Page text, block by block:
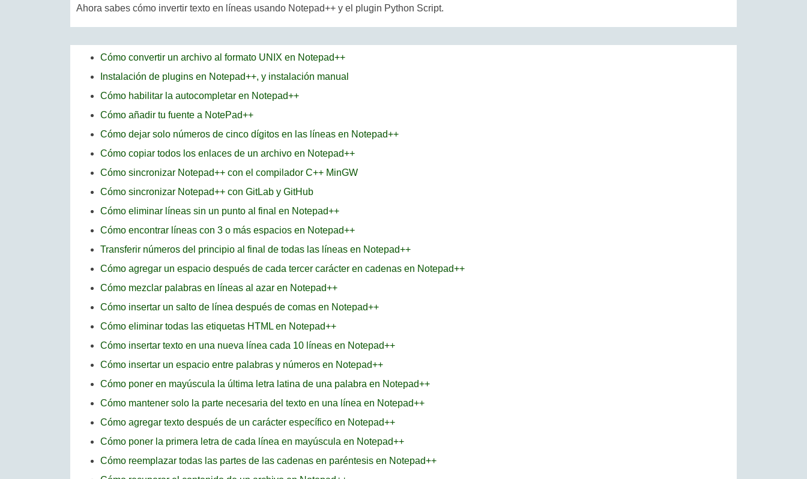
Ahora sabes cómo invertir texto en líneas usando Notepad++ y el plugin Python Script.
Cómo convertir un archivo al formato UNIX en Notepad++
Instalación de plugins en Notepad++, y instalación manual
Cómo habilitar la autocompletar en Notepad++
Cómo añadir tu fuente a NotePad++
Cómo dejar solo números de cinco dígitos en las líneas en Notepad++
Cómo copiar todos los enlaces de un archivo en Notepad++
Cómo sincronizar Notepad++ con el compilador C++ MinGW
Cómo sincronizar Notepad++ con GitLab y GitHub
Cómo eliminar líneas sin un punto al final en Notepad++
Cómo encontrar líneas con 3 o más espacios en Notepad++
Transferir números del principio al final de todas las líneas en Notepad++
Cómo agregar un espacio después de cada tercer carácter en cadenas en Notepad++
Cómo mezclar palabras en líneas al azar en Notepad++
Cómo insertar un salto de línea después de comas en Notepad++
Cómo eliminar todas las etiquetas HTML en Notepad++
Cómo insertar texto en una nueva línea cada 10 líneas en Notepad++
Cómo insertar un espacio entre palabras y números en Notepad++
Cómo poner en mayúscula la última letra latina de una palabra en Notepad++
Cómo mantener solo la parte necesaria del texto en una línea en Notepad++
Cómo agregar texto después de un carácter específico en Notepad++
Cómo poner la primera letra de cada línea en mayúscula en Notepad++
Cómo reemplazar todas las partes de las cadenas en paréntesis en Notepad++